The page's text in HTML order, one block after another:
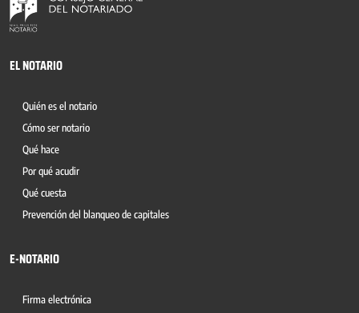
EL NOTARIO
Quién es el notario
Cómo ser notario
Qué hace
Por qué acudir
Qué cuesta
Prevención del blanqueo de capitales
E-NOTARIO
Firma electrónica